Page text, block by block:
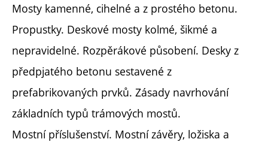
Mosty kamenné, cihelné a z prostého betonu.
Propustky. Deskové mosty kolmé, šikmé a
nepravidelné. Rozpěrákové působení. Desky z
předpjatého betonu sestavené z
prefabrikovaných prvků. Zásady navrhování
základních typů trámových mostů.
Mostní příslušenství. Mostní závěry, ložiska a